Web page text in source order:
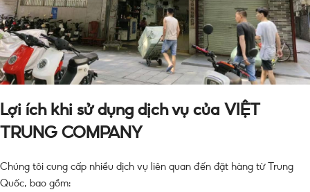
Lợi ích khi sử dụng dịch vụ của VIỆT
TRUNG COMPANY
Chúng tôi cung cấp nhiều dịch vụ liên quan đến đặt hàng từ Trung
Quốc, bao gồm: